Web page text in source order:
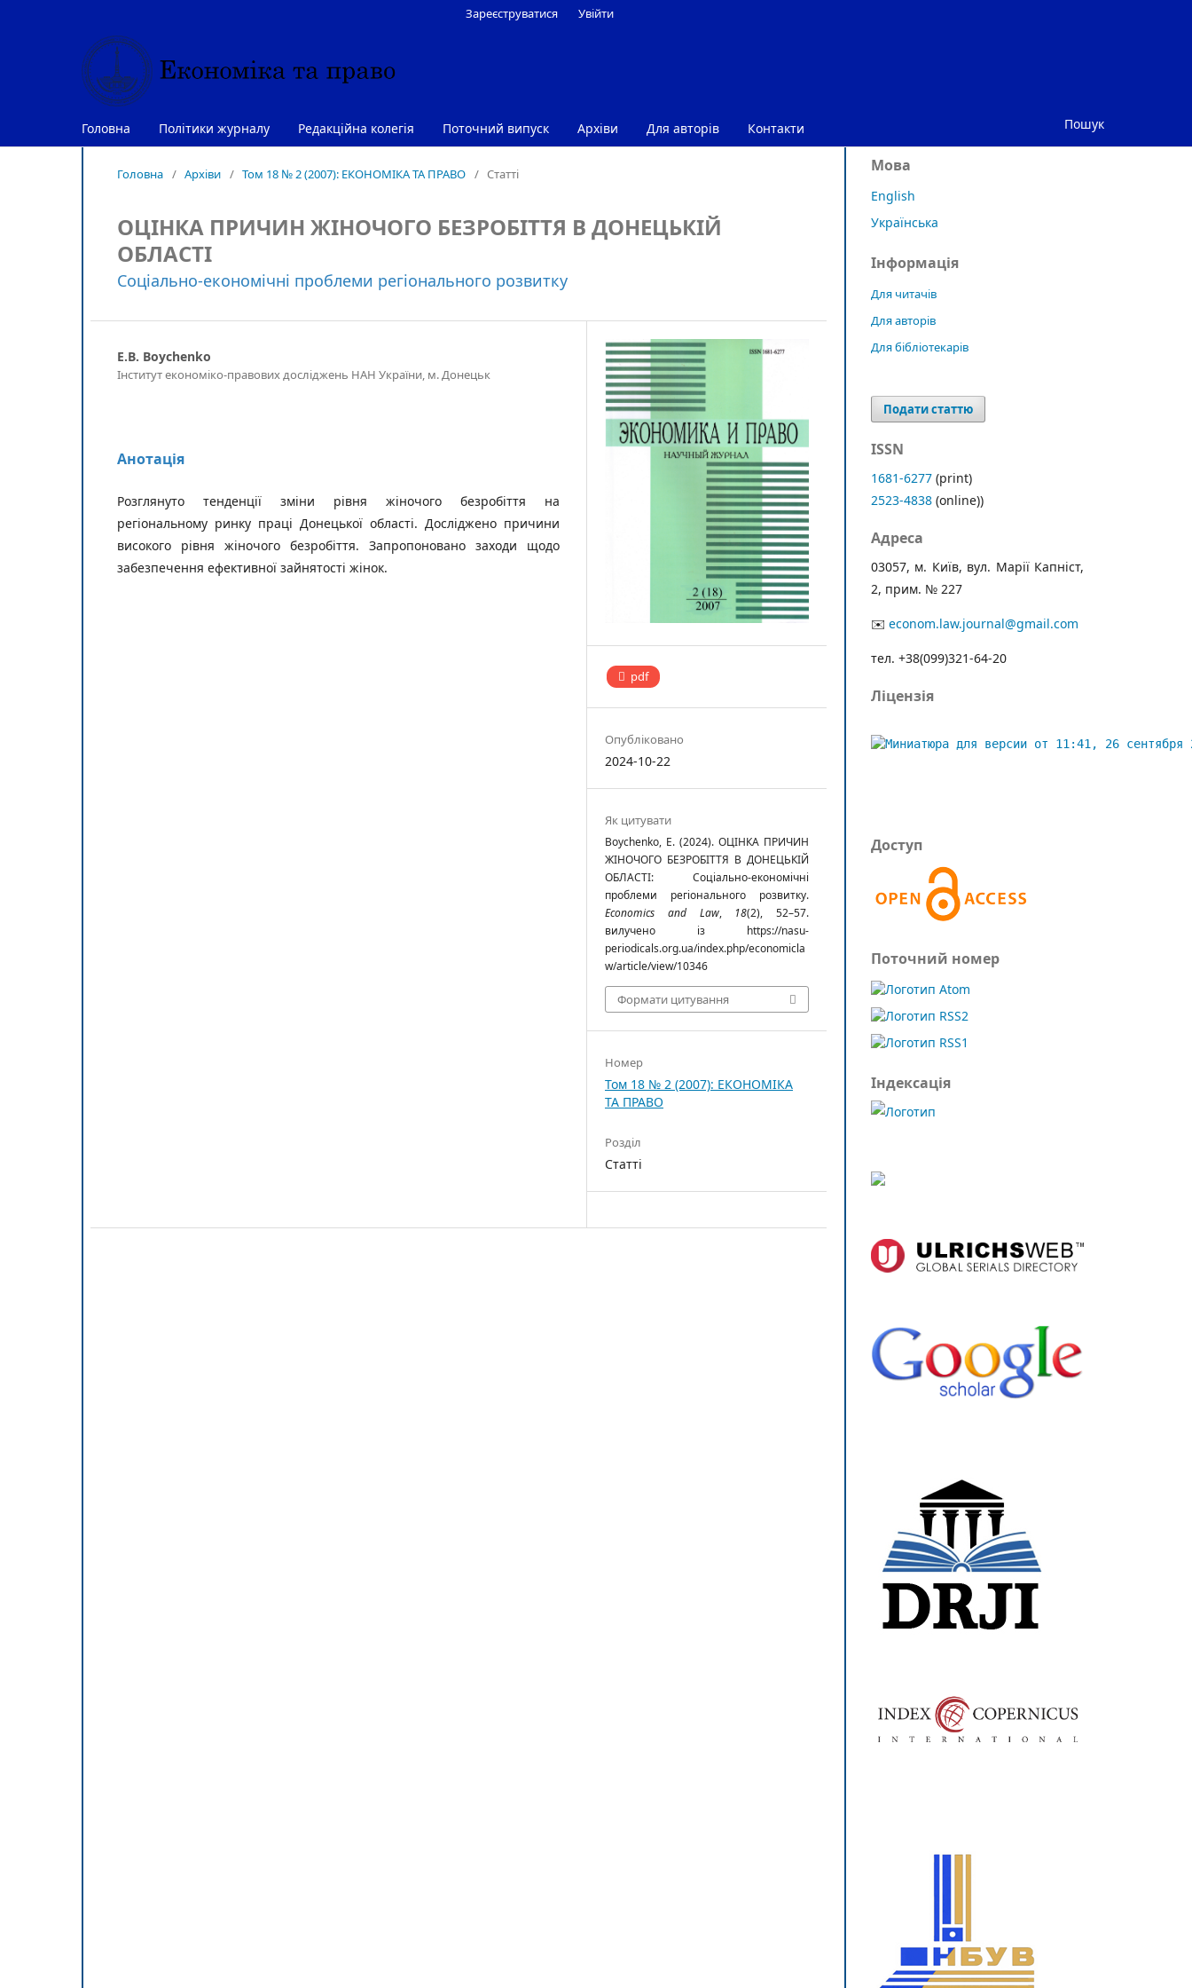
Головна Політики журналу Редакційна колегія Поточний випуск Архіви Для авторів Контакти Пошук
Зареєструватися Увійти
Головна / Архіви / Том 18 № 2 (2007): ЕКОНОМІКА ТА ПРАВО / Статті
ОЦІНКА ПРИЧИН ЖІНОЧОГО БЕЗРОБІТТЯ В ДОНЕЦЬКІЙ
ОБЛАСТІ
Соціально-економічні проблеми регіонального розвитку
E.B. Boychenko
Інститут економіко-правових досліджень НАН України, м. Донецьк
Анотація
Розглянуто тенденції зміни рівня жіночого без­робіття на
регіональному ринку праці Донецької області. Досліджено причини
високого рівня жіно­чого безробіття. Запропоновано заходи щодо
забез­печення ефективної зайнятості жінок.
pdf
Опубліковано
2024-10-22
Як цитувати
Boychenko, E. (2024). ОЦІНКА ПРИЧИН
ЖІНОЧОГО БЕЗРОБІТТЯ В ДОНЕЦЬКІЙ
ОБЛАСТІ: Соціально-економічні
проблеми регіонального розвитку.
Economics and Law, 18(2), 52–57.
вилучено із https://nasu-
periodicals.org.ua/index.php/economicla
w/article/view/10346
Формати цитування
Номер
Том 18 № 2 (2007): ЕКОНОМІКА
ТА ПРАВО
Розділ
Статті
Мова
English
Українська
Інформація
Для читачів
Для авторів
Для бібліотекарів
Подати статтю
ISSN
1681-6277 (print)
2523-4838 (online))
Адреса
03057, м. Київ, вул. Марії Капніст,
2, прим. № 227
✉️ econom.law.journal@gmail.com
тел. +38(099)321-64-20
Ліцензія
Доступ
Поточний номер
Індексація